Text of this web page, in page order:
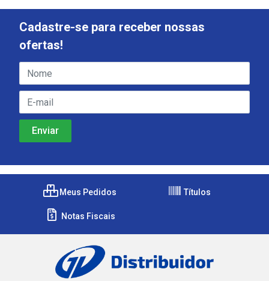
Cadastre-se para receber nossas
ofertas!
Meus Pedidos Títulos
Notas Fiscais